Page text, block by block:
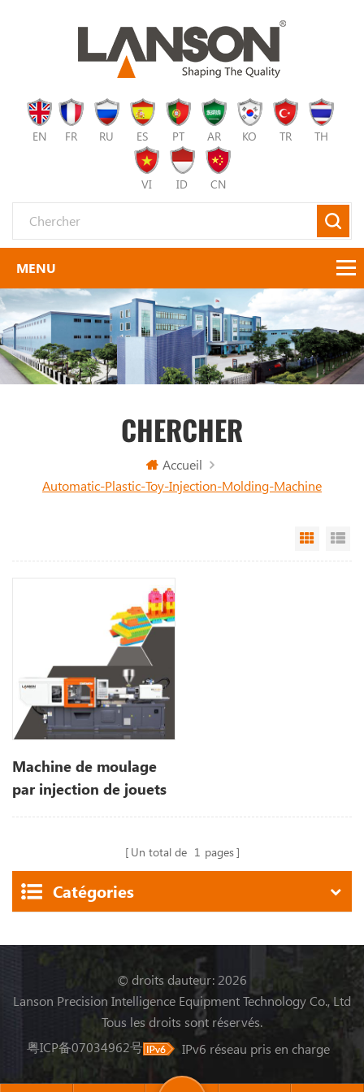
EN FR RU ES PT AR KO TR TH
VI ID CN
CHERCHER
Accueil
Automatic-Plastic-Toy-Injection-Molding-Machine
Grid
Machine de moulage
par injection de jouets
en plastique
Un total de 1 pages
Catégories
© droits dauteur: 2026
Lanson Precision Intelligence Equipment Technology Co., Ltd
Tous les droits sont réservés.
粤ICP备07034962号
IPv6 réseau pris en charge